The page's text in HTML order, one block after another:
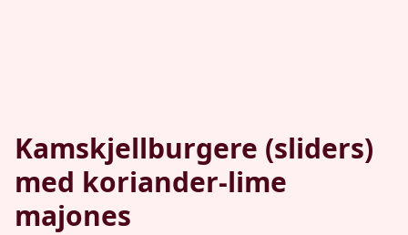
Kamskjellburgere (sliders)
med koriander-lime
majones